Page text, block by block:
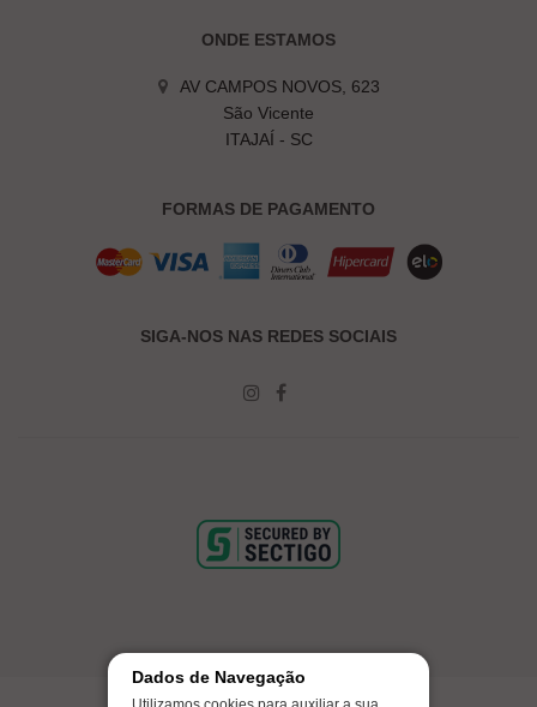
ONDE ESTAMOS
AV CAMPOS NOVOS, 623
São Vicente
ITAJAÍ - SC
FORMAS DE PAGAMENTO
SIGA-NOS NAS REDES SOCIAIS
Dados de Navegação